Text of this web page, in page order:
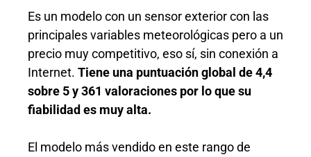
Es un modelo con un sensor exterior con las
principales variables meteorológicas pero a un
precio muy competitivo, eso sí, sin conexión a
Internet. Tiene una puntuación global de 4,4
sobre 5 y 361 valoraciones por lo que su
fiabilidad es muy alta.
El modelo más vendido en este rango de